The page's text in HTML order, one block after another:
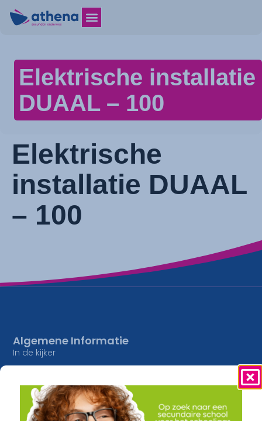
Elektrische installatie
DUAAL – 100
Elektrische
installatie DUAAL
– 100
Algemene Informatie
In de kijker
Jobs
Studieaanbod
Inschrijvingen